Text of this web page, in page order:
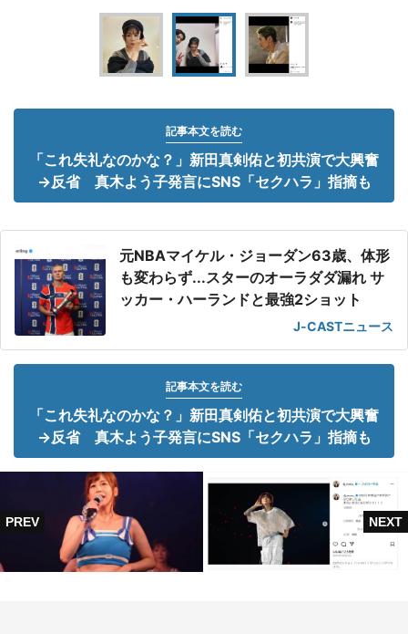
記事本文を読む
「これ失礼なのかな？」新田真剣佑と初共演で大興奮
→反省 真木よう子発言にSNS「セクハラ」指摘も
元NBAマイケル・ジョーダン63歳、体形
も変わらず...スターのオーラダダ漏れ サ
ッカー・ハーランドと最強2ショット
J-CASTニュース
記事本文を読む
「これ失礼なのかな？」新田真剣佑と初共演で大興奮
→反省 真木よう子発言にSNS「セクハラ」指摘も